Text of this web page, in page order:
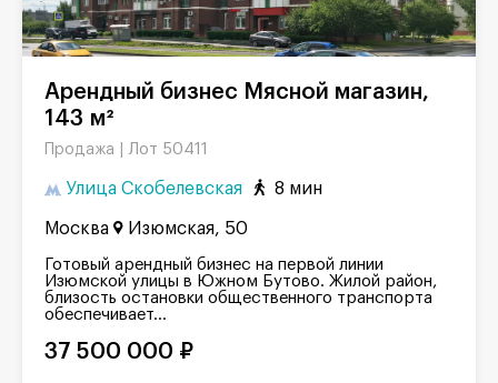
Арендный бизнес Мясной магазин,
143 м²
Продажа | Лот 50411
Улица Скобелевская 8 мин
Москва Изюмская, 50
Готовый арендный бизнес на первой линии
Изюмской улицы в Южном Бутово. Жилой район,
близость остановки общественного транспорта
обеспечивает...
37 500 000 ₽